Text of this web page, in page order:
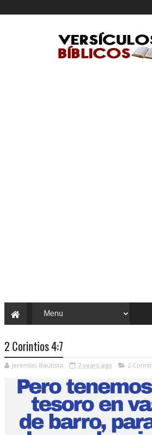
2 Corintios 4:7
Jeremías Bautista 7 years ago 2